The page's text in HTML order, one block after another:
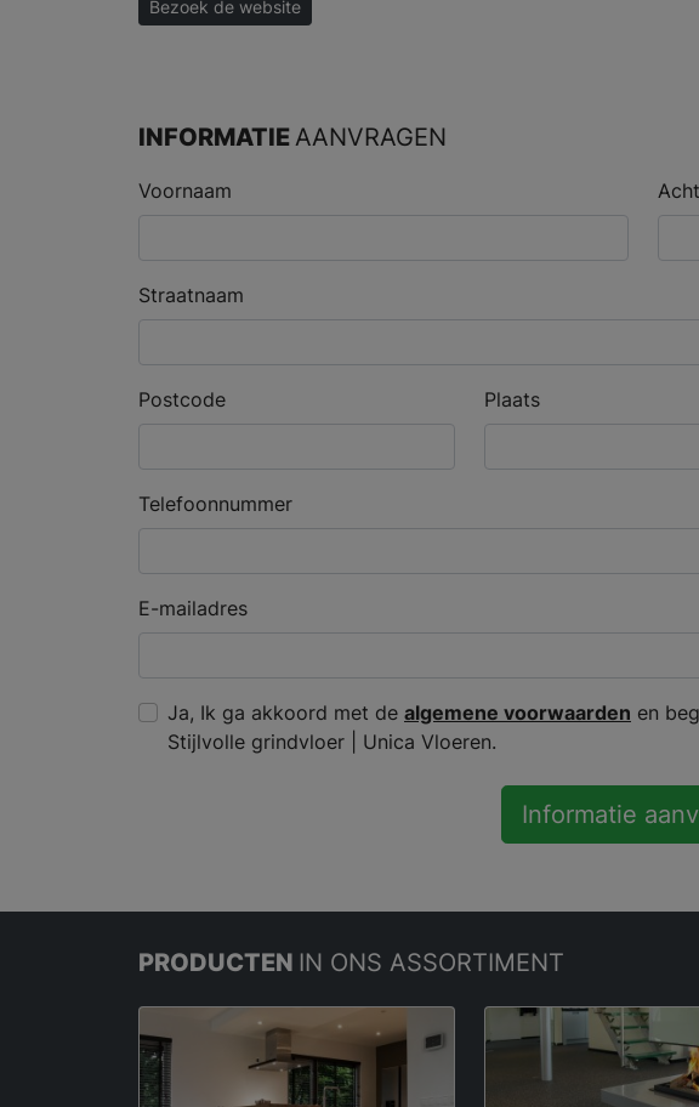
Bezoek de website
INFORMATIE AANVRAGEN
Voornaam
Straatnaam
Postcode Plaats
Telefoonnummer
E-mailadres
Ja, Ik ga akkoord met de algemene voorwaarden en
Stijlvolle grindvloer | Unica Vloeren.
Informatie
PRODUCTEN IN ONS ASSORTIMENT